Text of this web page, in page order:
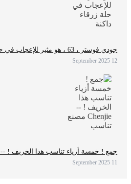
جودي فوستر ، 63 ، هو مثير للإعجاب في حلة زرقاء داكنة
12 September 2025
جمع ! خمسة أزياء تناسب هذا الخريف ! -- Chenjie مصنع تناسب
11 September 2025